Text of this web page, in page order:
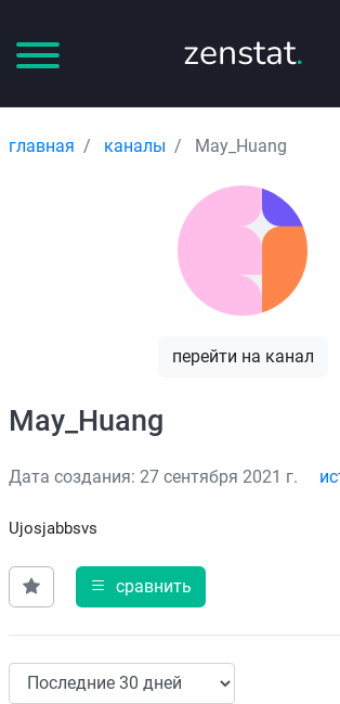
zenstat.
главная каналы May_Huang
перейти на канал
May_Huang
Дата создания: 27 сентября 2021 г.
Ujosjabbsvs
сравнить